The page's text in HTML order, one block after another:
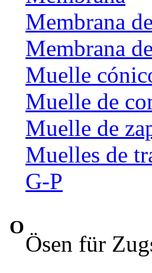
Membrana
Membrana
Muelle
Muelle de
Muelle de
Muelles de
G-P
O
Ösen für